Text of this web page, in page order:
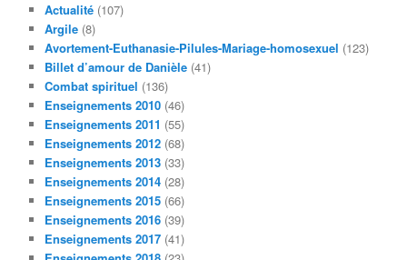
c
h
e
Actualité (107)
Argile (8)
Avortement-Euthanasie-Pilules-Mariage-homosexuel (123)
Billet d’amour de Danièle (41)
Combat spirituel (136)
Enseignements 2010 (46)
Enseignements 2011 (55)
Enseignements 2012 (68)
Enseignements 2013 (33)
Enseignements 2014 (28)
Enseignements 2015 (66)
Enseignements 2016 (39)
Enseignements 2017 (41)